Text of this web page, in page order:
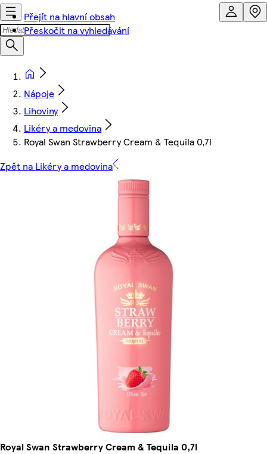
Přejít na hlavní obsah
Přeskočit na vyhledávání
Nápoje
Lihoviny
Likéry a medovina
Royal Swan Strawberry Cream & Tequila 0,7l
Zpět na Likéry a medovina
Royal Swan Strawberry Cream & Tequila 0,7l